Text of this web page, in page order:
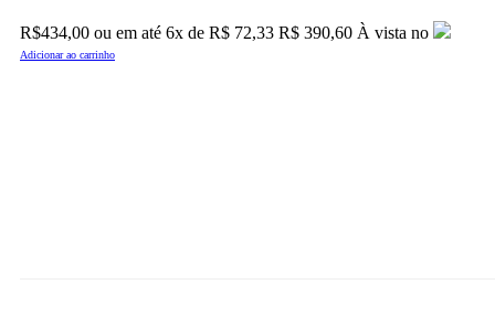
R$434,00 ou em até 6x de R$ 72,33 R$ 390,60 À vista no
Adicionar ao carrinho